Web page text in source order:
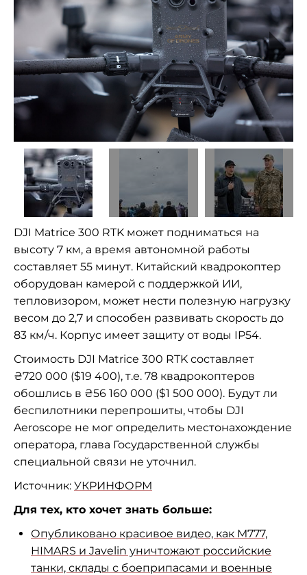
DJI Matrice 300 RTK может подниматься на
высоту 7 км, а время автономной работы
составляет 55 минут. Китайский квадрокоптер
оборудован камерой с поддержкой ИИ,
тепловизором, может нести полезную нагрузку
весом до 2,7 и способен развивать скорость до
83 км/ч. Корпус имеет защиту от воды IP54.
Стоимость DJI Matrice 300 RTK составляет
₴720 000 ($19 400), т.е. 78 квадрокоптеров
обошлись в ₴56 160 000 ($1 500 000). Будут ли
беспилотники перепрошиты, чтобы DJI
Aeroscope не мог определить местонахождение
оператора, глава Государственной службы
специальной связи не уточнил.
Источник: УКРИНФОРМ
Для тех, кто хочет знать больше:
Опубликовано красивое видео, как M777,
HIMARS и Javelin уничтожают российские
танки, склады с боеприпасами и военные